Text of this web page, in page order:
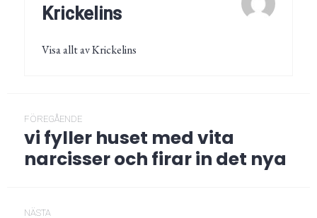
Krickelins
Visa allt av Krickelins
FÖREGÅENDE
Föregående
post:
vi fyller huset med vita
narcisser och firar in det nya
NÄSTA